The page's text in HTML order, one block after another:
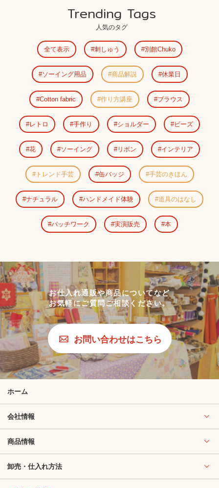
Trending Tags
人気のタグ
全て表示 刺しゅう 別館Chuko
ソーイング用品 商品解説 休業日
Cotton fabric 作り方講座 ブラウス
レトロ 手作り ショルダー ビーズ
花 ソーイング リボン インテリア
トレンド手芸 缶バッジ 手芸のきほん
ナチュラル ハンドメイド体験 道具のはなし
パッチワーク 実演販売 本
お仕入れ通販や商品についてなど
お気軽にご質問ご相談ください。
お問い合わせはこちら
ホーム
会社情報
商品情報
卸売・仕入れ方法